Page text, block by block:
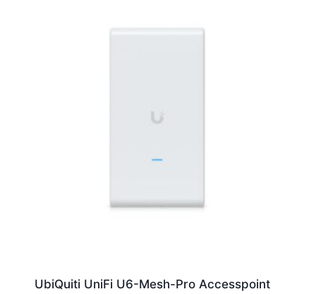
UbiQuiti UniFi U6-Mesh-Pro Accesspoint